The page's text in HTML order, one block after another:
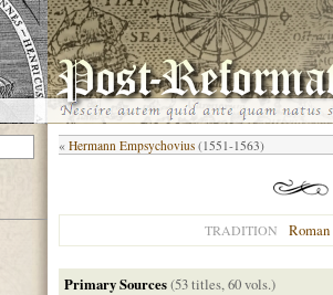
« Hermann Empsychovius (1551-1563)
TRADITION
Primary Sources(53 titles, 60 vols.)